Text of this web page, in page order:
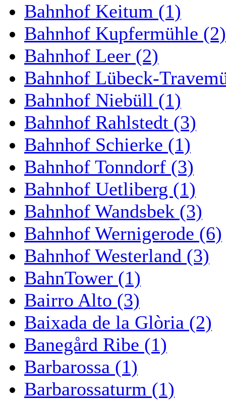
Bahnhof Keitum (1)
Bahnhof Kupfermühle (2)
Bahnhof Leer (2)
Bahnhof Lübeck-
Bahnhof Niebüll (1)
Bahnhof Rahlstedt (3)
Bahnhof Schierke (1)
Bahnhof Tonndorf (3)
Bahnhof Uetliberg (1)
Bahnhof Wandsbek (3)
Bahnhof Wernigerode (6)
Bahnhof Westerland (3)
BahnTower (1)
Bairro Alto (3)
Baixada de la Glòria (2)
Banegård Ribe (1)
Barbarossa (1)
Barbarossaturm (1)